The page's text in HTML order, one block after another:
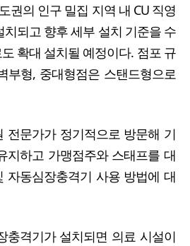
권의 인구 밀집 지역 내 CU 직영
되고 향후 세부 설치 기준을 수
확대 설치될 예정이다. 점포 규
부형, 중대형점은 스탠드형으로
전문가가 정기적으로 방문해 기
지하고 가맹점주와 스태프를 대
자동심장충격기 사용 방법에 대
충격기가 설치되면 의료 시설이